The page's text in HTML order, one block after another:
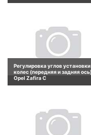
Регулировка углов установки
колес (передняя и задняя ось)
Opel Zafira C